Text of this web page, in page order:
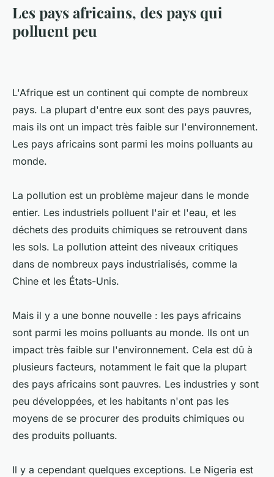
Les pays africains, des pays qui
polluent peu
L'Afrique est un continent qui compte de nombreux
pays. La plupart d'entre eux sont des pays pauvres,
mais ils ont un impact très faible sur l'environnement.
Les pays africains sont parmi les moins polluants au
monde.
La pollution est un problème majeur dans le monde
entier. Les industriels polluent l'air et l'eau, et les
déchets des produits chimiques se retrouvent dans
les sols. La pollution atteint des niveaux critiques
dans de nombreux pays industrialisés, comme la
Chine et les États-Unis.
Mais il y a une bonne nouvelle : les pays africains
sont parmi les moins polluants au monde. Ils ont un
impact très faible sur l'environnement. Cela est dû à
plusieurs facteurs, notamment le fait que la plupart
des pays africains sont pauvres. Les industries y sont
peu développées, et les habitants n'ont pas les
moyens de se procurer des produits chimiques ou
des produits polluants.
Il y a cependant quelques exceptions. Le Nigeria est